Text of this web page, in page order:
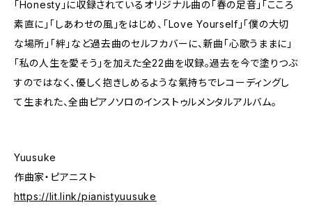
「Honesty」に収録されているオリジナル曲の「春の足音」「こころ
素直に」「しあわせの風」をはじめ、「Love Yourself」「僕の大切
な場所」「絆」など過去曲のセルフカバーに、新曲「心歌うままに」
「私の人生を愛そう」を加えた全22曲を収録。過去を今で塗りつぶ
すのではなく、優しく抱きしめるような氣持ちでレコーディングし
て生まれた、全曲ピアノソロのインストゥルメンタルアルバム。
Yuusuke
作曲家・ピアニスト
https://lit.link/pianistyuusuke